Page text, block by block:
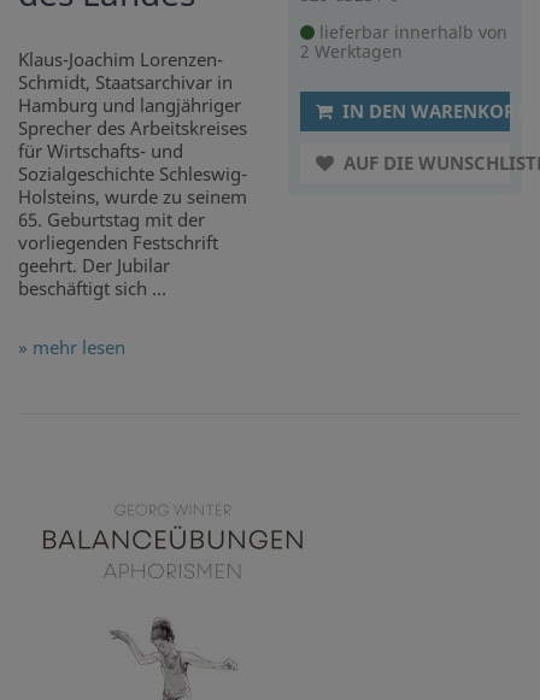
Klaus-Joachim Lorenzen-
Schmidt, Staatsarchivar in
Hamburg und langjähriger
Sprecher des Arbeitskreises
für Wirtschafts- und
Sozialgeschichte Schleswig-
Holsteins, wurde zu seinem
65. Geburtstag mit der
vorliegenden Festschrift
geehrt. Der Jubilar
beschäftigt sich ...
» mehr lesen
lieferbar innerhalb von
2 Werktagen
IN DEN WARENKORB
AUF DIE